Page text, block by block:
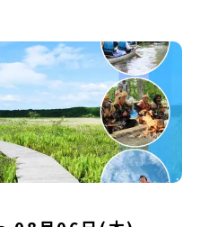
東本町二丁目25-6 みらい
http://c-platform.or.jp/お問い
info@miratabi.jp「おためし
を公式LINEにて配信中！ぜひ
式LINE
なさんの素朴な疑問にスタッ
質問も可能ですので、ぜひご
さい。▼お申し込み前に必ずご
グラムへの参加申し込みいた
約」への同意が必須となりま
参加者決定についてお申込みい
切り日から1週間を目途に、お申
ドレス宛に「当選／落選メー
メールに記載された「当選確
き、確認フォームの提出をも
取り消しとさせていただきま
にとかち帯広空港に到着する
】7月30日(木) 15：00頃 とか
広空港を出発する便で手配くだ
【宿泊先】大樹町ワーキング
度)で宿泊いただく予定です。
る費用のうち、以下の内容が
・プログラム内のアクティビテ
費用は参加者のご負担となりま
産代や自由時間の個人飲食費
名（お申し込み多数の場合は
込み多数の場合は、締め切り
5月7日(木)12：00 から 6月4日
？体験のおすすめポイント体
（PM）「オリエンテーショ
遊び！」 -心をほぐして、出水
なで夕食」「1日目の振り返り
校のオープンスクールに参
学校のことを深く知る・もの
実際に体験する -ものづくり
て灯りをともす「みんなで
目＞（AM）「3日間の振り返り
PM） 13:00頃 解散（出水駅）
グラムを変更する場合がござ
した方には7月7日(火) 18:30-
都合により締め切りを早める
ださい！＜体験費・宿泊費が
界でここでしかできない「自
ラフト」を楽しんでみません
がある！」「その地域にしか
「地元以外の暮らしや文化が気
そんな中学生のみなさんにおす
、日本全国約200の高校と連携し
ることができる「地域みらい
です。はじめてでも安心！現地
いたします。今回のフィールド
）」岩手県八幡平市（はちま
の県境にある自然豊かな町で